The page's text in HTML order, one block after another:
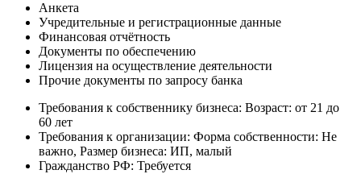
Анкета
Учредительные и регистрационные данные
Финансовая отчётность
Документы по обеспечению
Лицензия на осуществление деятельности
Прочие документы по запросу банка
Требования к собственнику бизнеса: Возраст: от 21 до
60 лет
Требования к организации: Форма собственности: Не
важно, Размер бизнеса: ИП, малый
Гражданство РФ: Требуется